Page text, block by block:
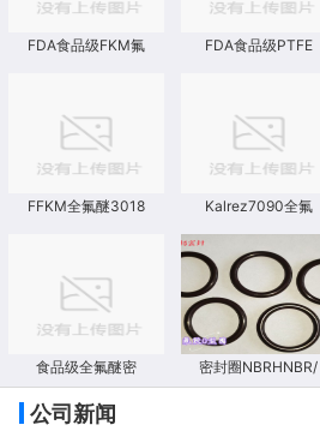
FDA食品级FKM氟 FDA食品级PTFE
FFKM全氟醚3018 Kalrez7090全氟
食品级全氟醚密 密封圈NBRHNBR/
公司新闻